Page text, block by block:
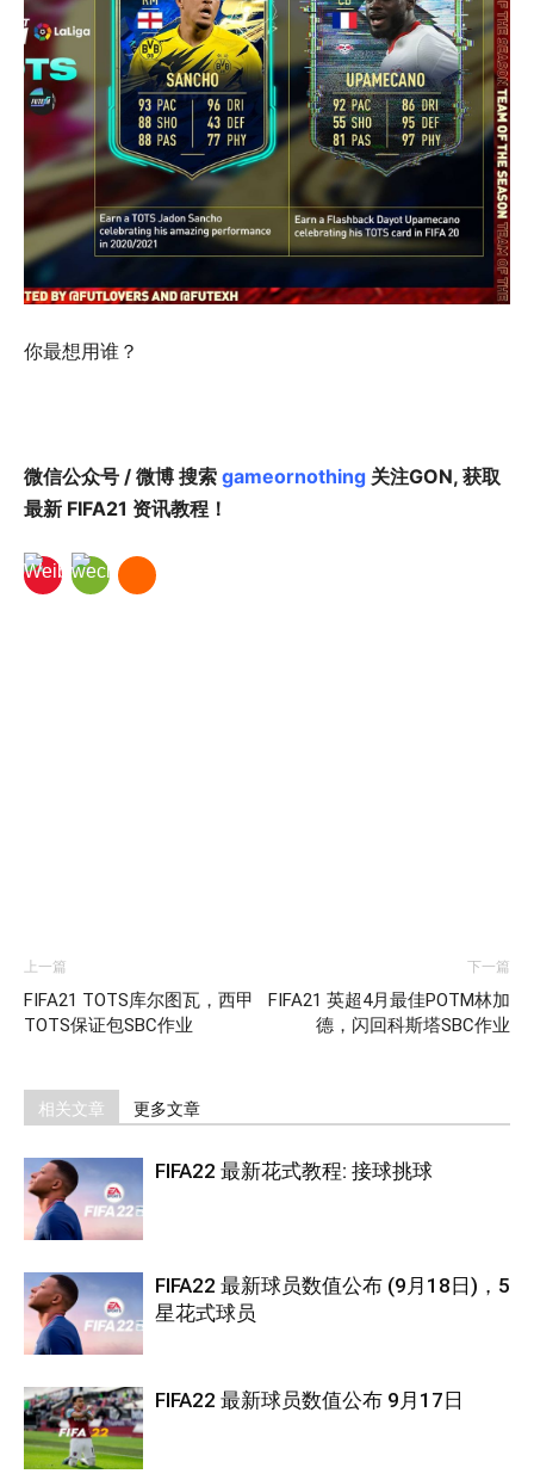
你最想用谁？
微信公众号 / 微博 搜索 gameornothing 关注GON, 获取
最新 FIFA21 资讯教程！
上一篇
FIFA21 TOTS库尔图瓦，西甲
TOTS保证包SBC作业
下一篇
FIFA21 英超4月最佳POTM林加
德，闪回科斯塔SBC作业
相关文章 更多文章
FIFA22 最新花式教程: 接球挑球
FIFA22 最新球员数值公布 (9月18日)，5
星花式球员
FIFA22 最新球员数值公布 9月17日